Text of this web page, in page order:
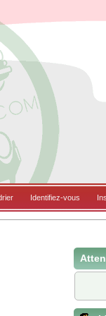
Identifiez-vous